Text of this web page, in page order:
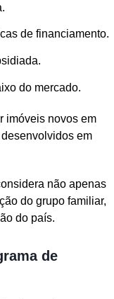
de financiamento.
do mercado.
imóveis novos em
em
não apenas
do grupo familiar,
do país.
de